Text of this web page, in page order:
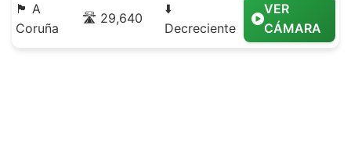
🏴 A
Coruña
🛣️ 29,640
⬇️
Decreciente
VER
CÁMARA